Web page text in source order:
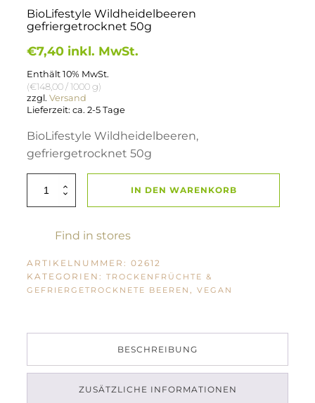
BioLifestyle Wildheidelbeeren
gefriergetrocknet 50g
€7,40 inkl. MwSt.
Enthält 10% MwSt.
(€148,00/ 1000 g)
zzgl.Versand
Lieferzeit: ca. 2-5 Tage
BioLifestyle Wildheidelbeeren,
gefriergetrocknet 50g
Wildheidelbeeren
50g
IN DEN WARENKORB
Find in stores
ARTIKELNUMMER:02612
KATEGORIEN:TROCKENFRÜCHTE &
GEFRIERGETROCKNETE BEEREN
,VEGAN
BESCHREIBUNG
ZUSÄTZLICHE INFORMATIONEN